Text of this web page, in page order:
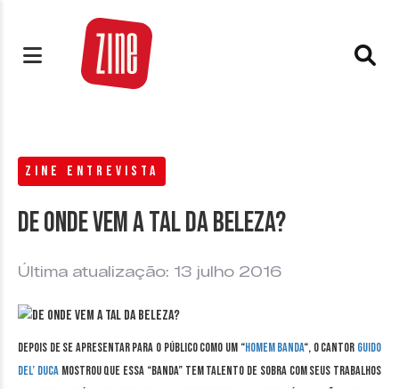
ZINE ENTREVISTA
De onde vem A Tal da Beleza?
Última atualização: 13 julho 2016
Depois de se apresentar para o público como um “Homem Banda“, o cantor Guido
Del’ Ducamostrou que essa “banda” tem talento de sobra com seus trabalhos